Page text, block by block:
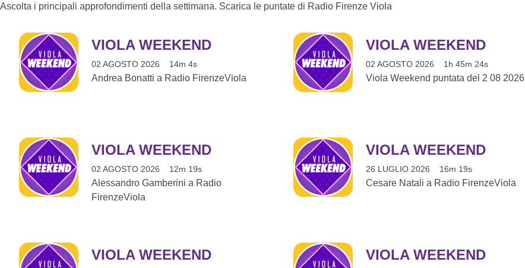
Ascolta i principali approfondimenti della settimana. Scarica le puntate di Radio Firenze Viola
VIOLA WEEKEND
02 AGOSTO 2026 14m 4s
Andrea Bonatti a Radio FirenzeViola
VIOLA WEEKEND
02 AGOSTO 2026 1h 45m 24s
Viola Weekend puntata del 2 08 2026
VIOLA WEEKEND
02 AGOSTO 2026 12m 19s
Alessandro Gamberini a Radio
FirenzeViola
VIOLA WEEKEND
26 LUGLIO 2026 16m 19s
Cesare Natali a Radio FirenzeViola
VIOLA WEEKEND VIOLA WEEKEND